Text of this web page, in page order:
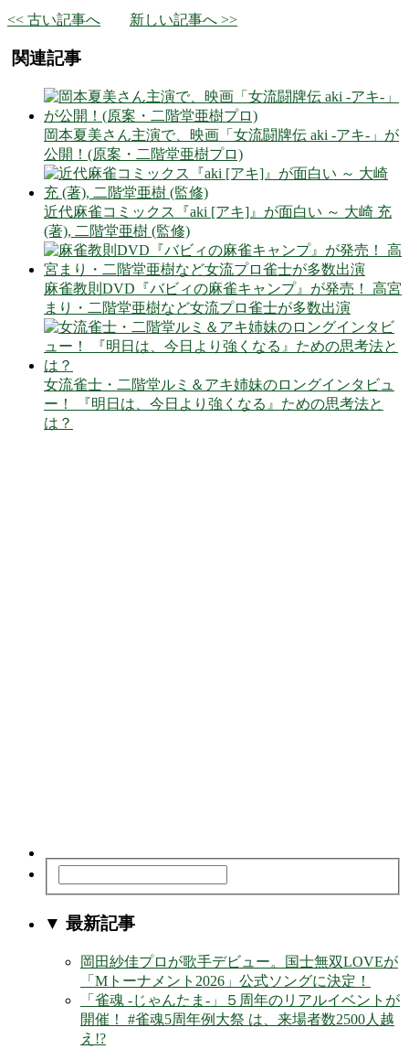
<< 古い記事へ 新しい記事へ >>
関連記事
岡本夏美さん主演で、映画「女流闘牌伝 aki -アキ-」が
公開！(原案・二階堂亜樹プロ)
近代麻雀コミックス『aki [アキ]』が面白い ～ 大崎 充
(著), 二階堂亜樹 (監修)
麻雀教則DVD『バビィの麻雀キャンプ』が発売！ 高宮
まり・二階堂亜樹など女流プロ雀士が多数出演
女流雀士・二階堂ルミ＆アキ姉妹のロングインタビュ
ー！ 『明日は、今日より強くなる』ための思考法と
は？
▼ 最新記事
岡田紗佳プロが歌手デビュー。国士無双LOVEが
「Mトーナメント2026」公式ソングに決定！
「雀魂 -じゃんたま-」５周年のリアルイベントが
開催！ #雀魂5周年例大祭 は、来場者数2500人越
え!?